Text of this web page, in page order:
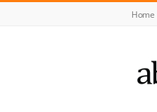
Home